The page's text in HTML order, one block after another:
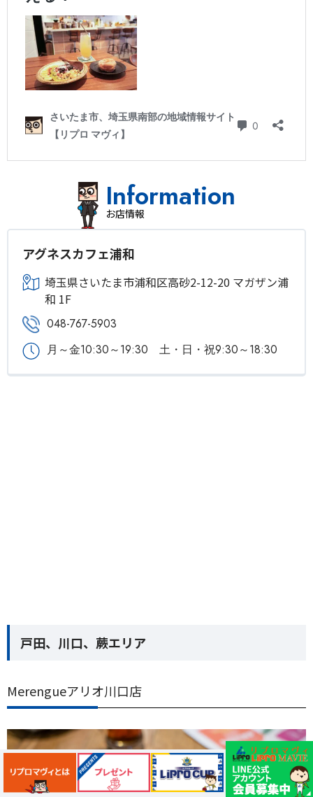
Information
お店情報
アグネスカフェ浦和
埼玉県さいたま市浦和区高砂2-12-20 マガザン浦
和 1F
048-767-5903
月～金10:30～19:30 土・日・祝9:30～18:30
戸田、川口、蕨エリア
Merengueアリオ川口店